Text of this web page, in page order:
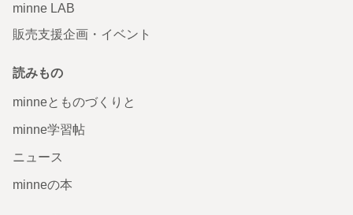
minne LAB
販売支援企画・イベント
読みもの
minneとものづくりと
minne学習帖
ニュース
minneの本